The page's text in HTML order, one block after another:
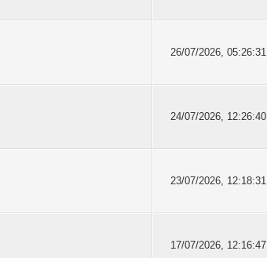
26/07/2026, 05:26:31
24/07/2026, 12:26:40
23/07/2026, 12:18:31
17/07/2026, 12:16:47